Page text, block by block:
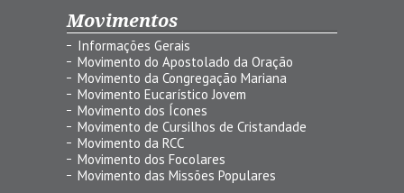
Movimentos
Informações Gerais
Movimento do Apostolado da Oração
Movimento da Congregação Mariana
Movimento Eucarístico Jovem
Movimento dos Ícones
Movimento de Cursilhos de Cristandade
Movimento da RCC
Movimento dos Focolares
Movimento das Missões Populares